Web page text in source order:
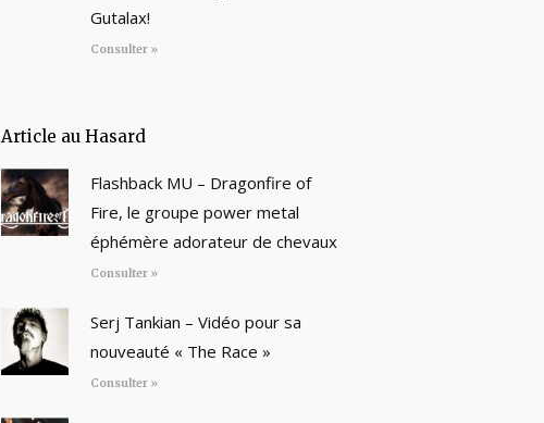
Gutalax!
Consulter »
Article au Hasard
Flashback MU – Dragonfire of
Fire, le groupe power metal
éphémère adorateur de chevaux
Consulter »
Serj Tankian – Vidéo pour sa
nouveauté « The Race »
Consulter »